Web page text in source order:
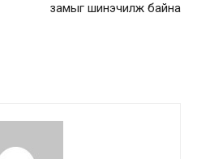
замыг шинэчилж байна